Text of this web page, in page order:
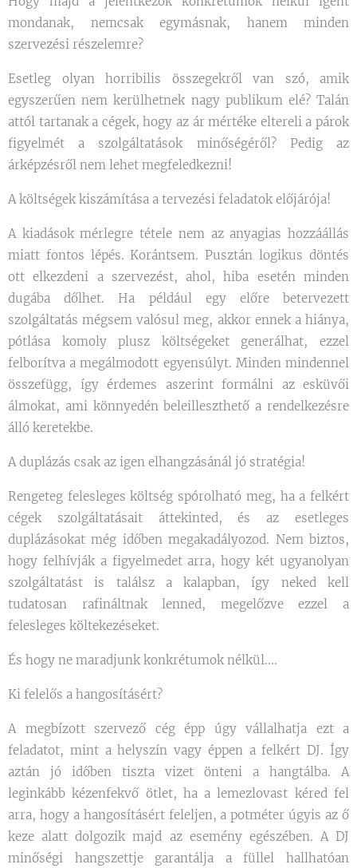
mondanak, nemcsak egymásnak, hanem minden
szervezési részelemre?
Esetleg olyan horribilis összegekről van szó, amik
egyszerűen nem kerülhetnek nagy publikum elé? Talán
attól tartanak a cégek, hogy az ár mértéke eltereli a párok
figyelmét a szolgáltatások minőségéről? Pedig az
árképzésről nem lehet megfeledkezni!
A költségek kiszámítása a tervezési feladatok előjárója!
A kiadások mérlegre tétele nem az anyagias hozzáállás
miatt fontos lépés. Korántsem. Pusztán logikus döntés
ott elkezdeni a szervezést, ahol, hiba esetén minden
dugába dőlhet. Ha például egy előre betervezett
szolgáltatás mégsem valósul meg, akkor ennek a hiánya,
pótlása komoly plusz költségeket generálhat, ezzel
felborítva a megálmodott egyensúlyt. Minden mindennel
összefügg, így érdemes aszerint formálni az esküvői
álmokat, ami könnyedén beleilleszthető a rendelkezésre
álló keretekbe.
A duplázás csak az igen elhangzásánál jó stratégia!
Rengeteg felesleges költség spórolható meg, ha a felkért
cégek szolgáltatásait áttekinted, és az esetleges
duplázásokat még időben megakadályozod. Nem biztos,
hogy felhívják a figyelmedet arra, hogy két ugyanolyan
szolgáltatást is találsz a kalapban, így neked kell
tudatosan rafináltnak lenned, megelőzve ezzel a
felesleges költekezéseket.
És hogy ne maradjunk konkrétumok nélkül....
Ki felelős a hangosításért?
A megbízott szervező cég épp úgy vállalhatja ezt a
feladatot, mint a helyszín vagy éppen a felkért DJ. Így
aztán jó időben tiszta vizet önteni a hangtálba. A
leginkább kézenfekvő ötlet, ha a lemezlovast kéred fel
arra, hogy a hangosításért feleljen, a potméter úgyis az ő
keze alatt dolgozik majd az esemény egészében. A DJ
minőségi hangszettje garantálja a füllel hallhatóan